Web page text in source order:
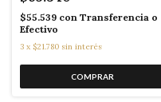
$55.539 con Transferencia o
Efectivo
3 x $21.780 sin interés